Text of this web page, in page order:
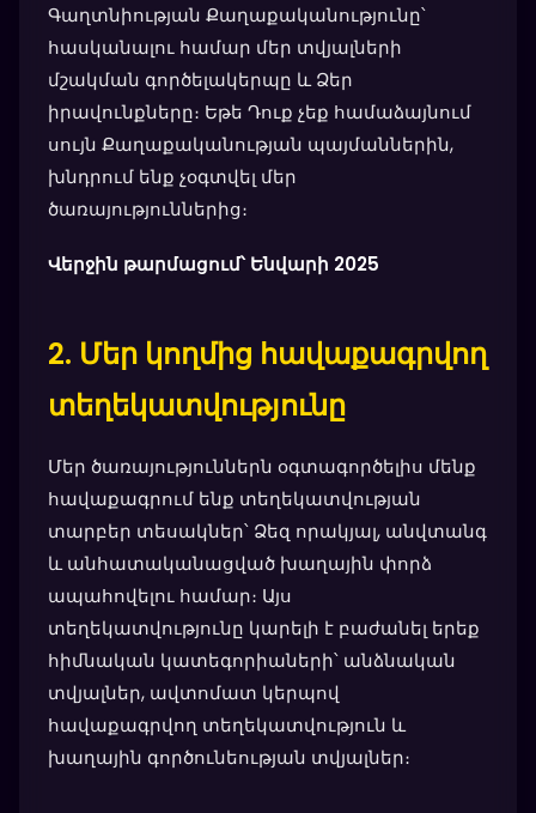
Գաղտնիության Քաղաքականությունը՝
հասկանալու համար մեր տվյալների
մշակման գործելակերպը և Ձեր
իրավունքները։ Եթե Դուք չեք համաձայնում
սույն Քաղաքականության պայմաններին,
խնդրում ենք չօգտվել մեր
ծառայություններից։
Վերջին թարմացում՝ Ենվարի 2025
2. Մեր կողմից հավաքագրվող
տեղեկատվությունը
Մեր ծառայություններն օգտագործելիս մենք
հավաքագրում ենք տեղեկատվության
տարբեր տեսակներ՝ Ձեզ որակյալ, անվտանգ
և անհատականացված խաղային փորձ
ապահովելու համար։ Այս
տեղեկատվությունը կարելի է բաժանել երեք
հիմնական կատեգորիաների՝ անձնական
տվյալներ, ավտոմատ կերպով
հավաքագրվող տեղեկատվություն և
խաղային գործունեության տվյալներ։